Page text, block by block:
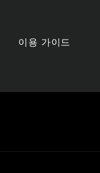
이용 가이드